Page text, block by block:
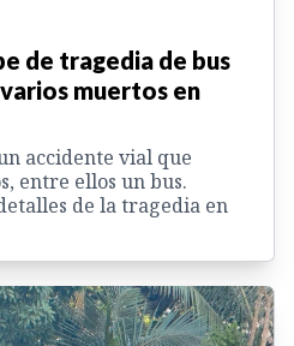
de tragedia de bus
muertos en
accidente vial que
entre ellos un bus.
de la tragedia en